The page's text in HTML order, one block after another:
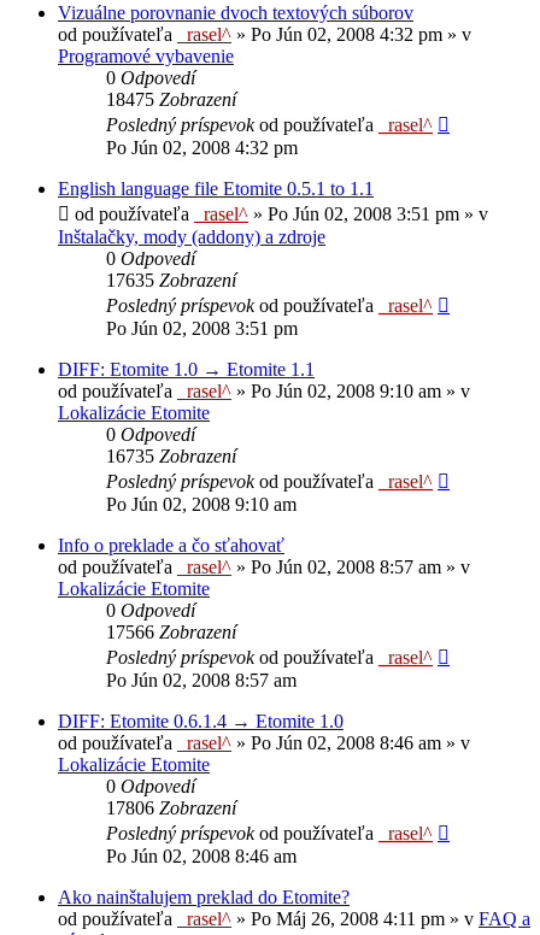
Vizuálne porovnanie dvoch textových súborov
od používateľa
_rasel^ » Po Jún 02, 2008 4:32 pm » v
Programové vybavenie
0 Odpovedí
18475 Zobrazení
Posledný príspevokod používateľa
_rasel^
Po Jún 02, 2008 4:32 pm
English language file Etomite 0.5.1 to 1.1
od používateľa
_rasel^ » Po Jún 02, 2008 3:51 pm » v
Inštalačky, mody (addony) a zdroje
0 Odpovedí
17635 Zobrazení
Posledný príspevokod používateľa
_rasel^
Po Jún 02, 2008 3:51 pm
DIFF: Etomite 1.0 → Etomite 1.1
od používateľa
_rasel^ » Po Jún 02, 2008 9:10 am » v
Lokalizácie Etomite
0 Odpovedí
16735 Zobrazení
Posledný príspevokod používateľa
_rasel^
Po Jún 02, 2008 9:10 am
Info o preklade a čo sťahovať
od používateľa
_rasel^ » Po Jún 02, 2008 8:57 am » v
Lokalizácie Etomite
0 Odpovedí
17566 Zobrazení
Posledný príspevokod používateľa
_rasel^
Po Jún 02, 2008 8:57 am
DIFF: Etomite 0.6.1.4 → Etomite 1.0
od používateľa
_rasel^ » Po Jún 02, 2008 8:46 am » v
Lokalizácie Etomite
0 Odpovedí
17806 Zobrazení
Posledný príspevokod používateľa
_rasel^
Po Jún 02, 2008 8:46 am
Ako nainštalujem preklad do Etomite?
od používateľa
_rasel^ » Po Máj 26, 2008 4:11 pm » v FAQ a